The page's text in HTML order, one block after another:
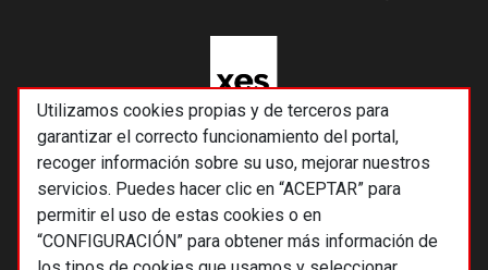
Utilizamos cookies propias y de terceros para
garantizar el correcto funcionamiento del portal,
recoger información sobre su uso, mejorar nuestros
servicios. Puedes hacer clic en “ACEPTAR” para
permitir el uso de estas cookies o en
“CONFIGURACIÓN” para obtener más información de